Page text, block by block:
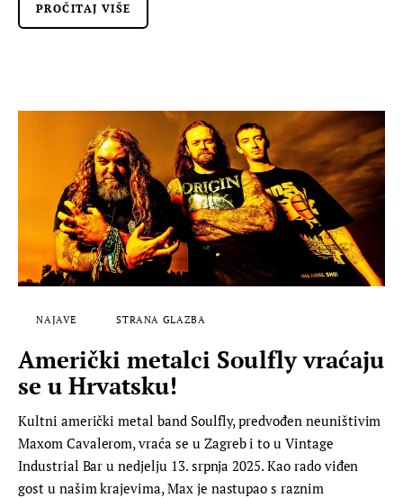
PROČITAJ VIŠE
NAJAVE STRANA GLAZBA
Američki metalci Soulfly vraćaju
se u Hrvatsku!
Kultni američki metal band Soulfly, predvođen neuništivim
Maxom Cavalerom, vraća se u Zagreb i to u Vintage
Industrial Bar u nedjelju 13. srpnja 2025. Kao rado viđen
gost u našim krajevima, Max je nastupao s raznim